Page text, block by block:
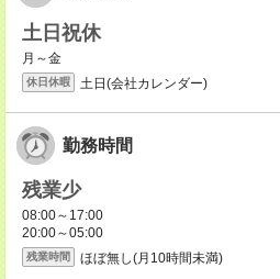
土日祝休
月～金
休日休暇 土日(会社カレンダー)
勤務時間
残業少
08:00～17:00
20:00～05:00
残業時間 ほぼ無し(月10時間未満)